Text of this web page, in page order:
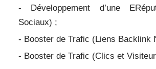
- Développement d’une
Sociaux) ;
- Booster de Trafic (Liens Backlink
- Booster de Trafic (Clics et